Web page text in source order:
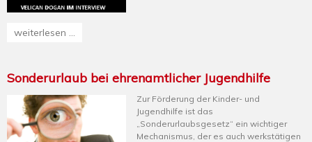
weiterlesen ...
Sonderurlaub bei ehrenamtlicher Jugendhilfe
Zur Förderung der Kinder- und
Jugendhilfe ist das
„Sonderurlaubsgesetz“ ein wichtiger
Mechanismus, der es auch werkstätigen